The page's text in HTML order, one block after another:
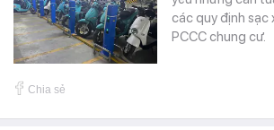
các quy định sạc
PCCC chung cư.
Chia sẻ